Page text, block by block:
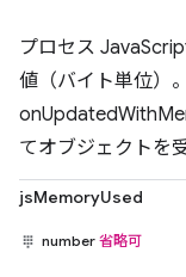
プロセス
値（バイト単位）
てオブジェクトを
jsMemoryUsed
number 省略可